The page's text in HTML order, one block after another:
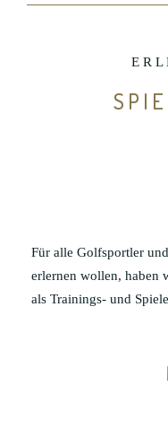
E R L
Für alle Golfsportler
erlernen wollen, haben
als Trainings- und